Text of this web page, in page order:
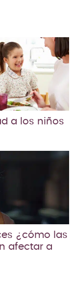
a los niños
¿cómo las
afectar a